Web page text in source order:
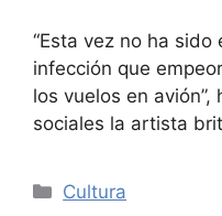
“Esta vez no ha sido
infección que
los vuelos en
sociales la artista
Categories
Cultura